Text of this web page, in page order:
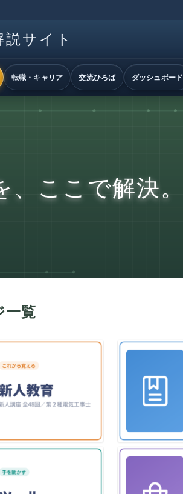
サイト
転職・キャリア 交流ひろば ダッシュボード
ここで解決。